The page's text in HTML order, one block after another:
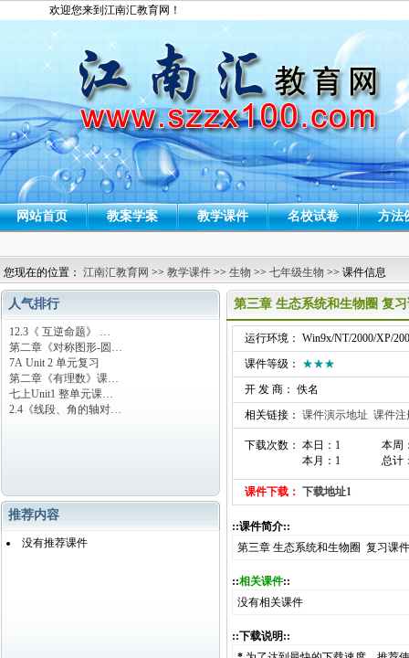
欢迎您来到江南汇教育网！
网站首页 教案学案 教学课件 名校试卷 方法
您现在的位置： 江南汇教育网 >> 教学课件 >> 生物 >> 七年级生物 >> 课件信息
人气排行
12.3《 互逆命题》 …
第二章《对称图形-圆…
7A Unit 2 单元复习
第二章《有理数》课…
七上Unit1 整单元课…
2.4《线段、角的轴对…
推荐内容
没有推荐课件
第三章 生态系统和生物圈 复
运行环境： Win9x/NT/2000/XP/
课件等级： ★★★
开 发 商： 佚名
相关链接： 课件演示地址 课件注
下载次数： 本日：1
本月：1
本周
总计
课件下载： 下载地址1
::课件简介::
第三章 生态系统和生物圈 复习课
::相关课件::
没有相关课件
::下载说明::